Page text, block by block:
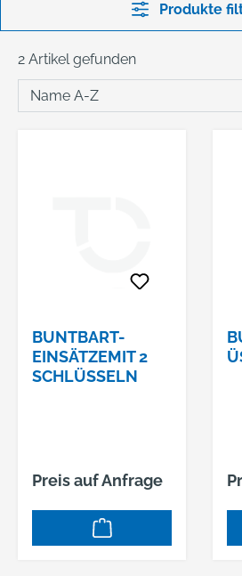
Produkte
2 Artikel gefunden
BUNTBART-
EINSÄTZEMIT 2
SCHLÜSSELN
Preis auf Anfrage